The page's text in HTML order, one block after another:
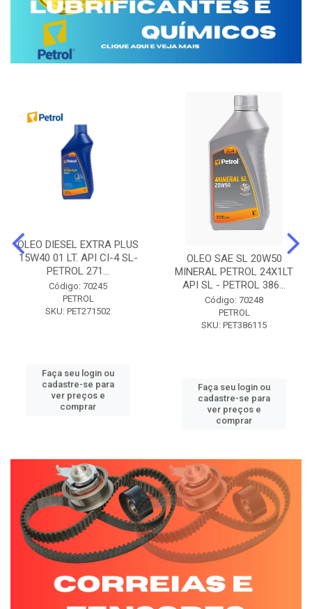
OLEO DIESEL EXTRA PLUS
15W40 01 LT. API CI-4 SL-
PETROL 271...
Código: 70245
PETROL
SKU: PET271502
Faça seu login ou
cadastre-se para
ver preços e
comprar
OLEO SAE SL 20W50
MINERAL PETROL 24X1LT
API SL - PETROL 386...
Código: 70248
PETROL
SKU: PET386115
Faça seu login ou
cadastre-se para
ver preços e
comprar